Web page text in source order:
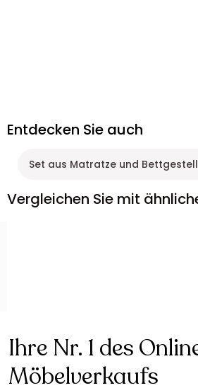
Entdecken Sie auch
Set aus Matratze und
Vergleichen Sie mit
Ihre Nr. 1 des
Möbelverkaufs